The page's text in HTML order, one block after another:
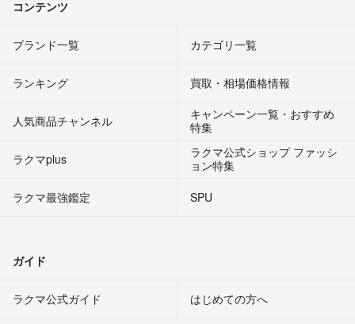
コンテンツ
ブランド一覧 カテゴリ一覧
ランキング 買取・相場価格情報
人気商品チャンネル
キャンペーン一覧・おすすめ
特集
ラクマplus
ラクマ公式ショップ ファッシ
ョン特集
ラクマ最強鑑定
SPU
ガイド
ラクマ公式ガイド はじめての方へ